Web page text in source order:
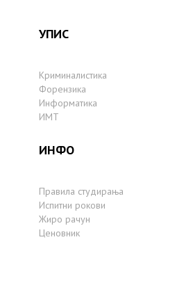
УПИС
Криминалистика
Форензика
Информатика
ИМТ
ИНФО
Правила студирања
Испитни рокови
Жиро рачун
Ценовник